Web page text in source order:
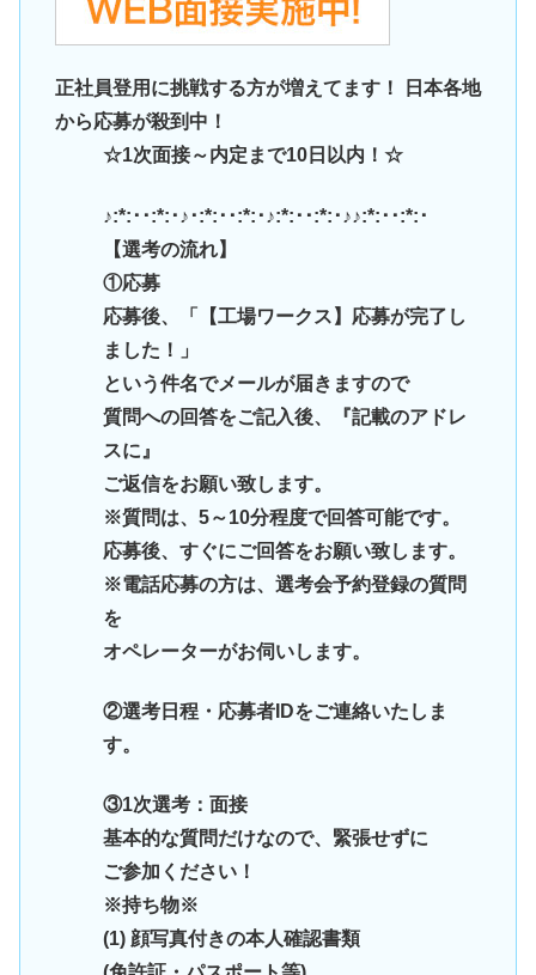
正社員登用に挑戦する方が増えてます！ 日本各地
から応募が殺到中！
☆1次面接～内定まで10日以内！☆
♪:*:･･:*:･♪･:*:･･:*:･♪:*:･･:*:･♪♪:*:･･:*:･
【選考の流れ】
①応募
応募後、「【工場ワークス】応募が完了し
ました！」
という件名でメールが届きますので
質問への回答をご記入後、『記載のアドレ
スに』
ご返信をお願い致します。
※質問は、5～10分程度で回答可能です。
応募後、すぐにご回答をお願い致します。
※電話応募の方は、選考会予約登録の質問
を
オペレーターがお伺いします。
②選考日程・応募者IDをご連絡いたしま
す。
③1次選考：面接
基本的な質問だけなので、緊張せずに
ご参加ください！
※持ち物※
(1) 顔写真付きの本人確認書類